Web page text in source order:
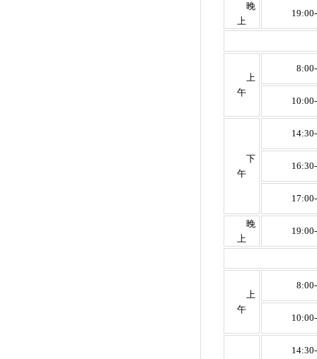
晚
上
上
午
下
午
晚
上
上
午